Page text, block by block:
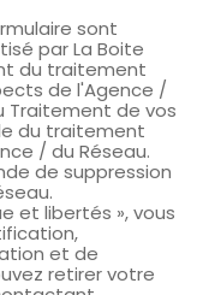
sont
par La Boite
du traitement
de l'Agence /
Traitement de vos
du traitement
/ du Réseau.
de suppression
et libertés », vous
et de
retirer votre